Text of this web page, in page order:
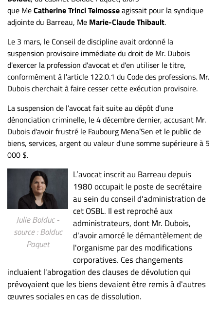
entreprises
Publier
emploi
Publicité
Solutions de
recrutements
TROUVEZ-
NOUS
Nous
joindre
À
propos
Infolettre
FAQ
Politique de
que MeCatherine Trinci Telmosseagissait pour la syndique
adjointe du Barreau, Me Marie-Claude Thibault.
Le 3 mars, le Conseil de discipline avait ordonné la
suspension provisoire immédiate du droit de Mr. Dubois
d'exercer la profession d'avocat et d'en utiliser le titre,
conformément à l'article 122.0.1 du Code des professions. Mr.
Dubois cherchait à faire cesser cette exécution provisoire.
La suspension de l’avocat fait suite au dépôt d'une
dénonciation criminelle, le 4 décembre dernier, accusant Mr.
Dubois d'avoir frustré le Faubourg Mena’Sen et le public de
biens, services, argent ou valeur d'une somme supérieure à 5
000 $.
Julie Bolduc -
source : Bolduc
Paquet
L’avocat inscrit au Barreau depuis
1980 occupait le poste de secrétaire
au sein du conseil d'administration de
cet OSBL. Il est reproché aux
administrateurs, dont Mr. Dubois,
d'avoir amorcé le démantèlement de
l'organisme par des modifications
corporatives. Ces changements
incluaient l'abrogation des clauses de dévolution qui
prévoyaient que les biens devaient être remis à d'autres
œuvres sociales en cas de dissolution.